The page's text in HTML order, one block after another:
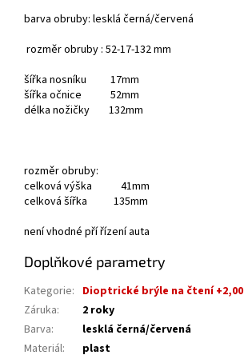
barva obruby: lesklá černá/červená
rozměr obruby : 52-17-132 mm
šířka nosníku 17mm
šířka očnice 52mm
délka nožičky 132mm
rozměr obruby:
celková výška 41mm
celková šířka 135mm
není vhodné pří řízení auta
Doplňkové parametry
Kategorie: Dioptrické brýle na čtení +2,00
Záruka:
2 roky
Barva:
lesklá černá/červená
Materiál:
plast